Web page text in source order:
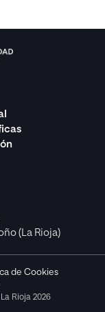
(La Rioja)
de Cookies
Rioja 2026